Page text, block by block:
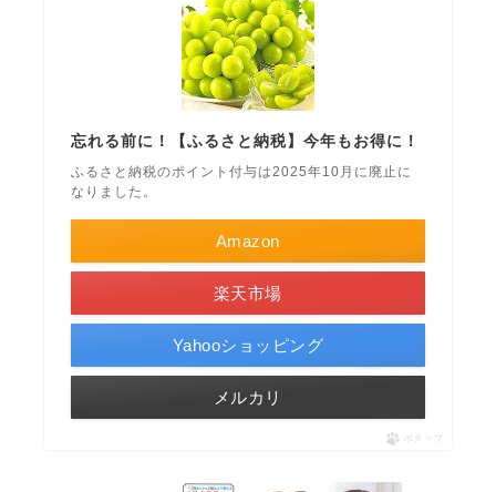
忘れる前に！【ふるさと納税】今年もお得に！
ふるさと納税のポイント付与は2025年10月に廃止に
なりました。
Amazon
楽天市場
Yahooショッピング
メルカリ
ポチップ